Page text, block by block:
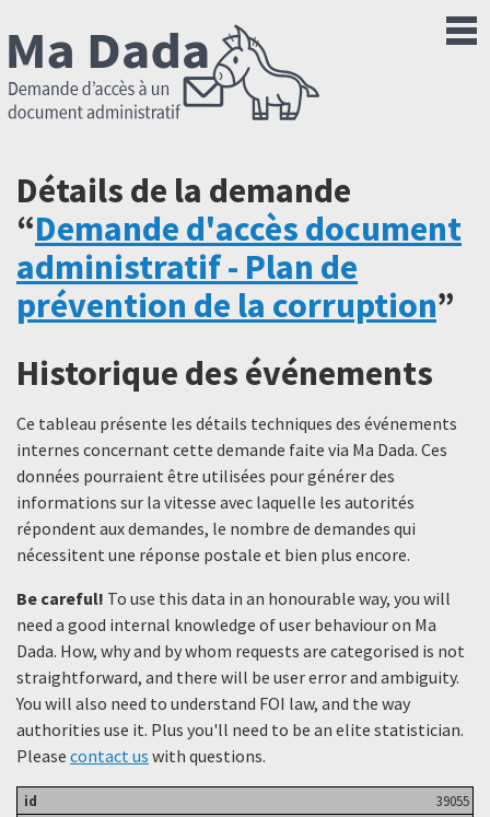
Détails de la demande
“Demande d'accès document
administratif - Plan de
prévention de la corruption”
Historique des événements
Ce tableau présente les détails techniques des événements
internes concernant cette demande faite via Ma Dada. Ces
données pourraient être utilisées pour générer des
informations sur la vitesse avec laquelle les autorités
répondent aux demandes, le nombre de demandes qui
nécessitent une réponse postale et bien plus encore.
Be careful! To use this data in an honourable way, you will
need a good internal knowledge of user behaviour on Ma
Dada. How, why and by whom requests are categorised is not
straightforward, and there will be user error and ambiguity.
You will also need to understand FOI law, and the way
authorities use it. Plus you'll need to be an elite statistician.
Please contact us with questions.
39055